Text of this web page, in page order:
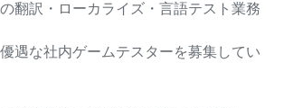
翻訳・ローカライズ・言語テスト業務
遇な社内ゲームテスターを募集してい